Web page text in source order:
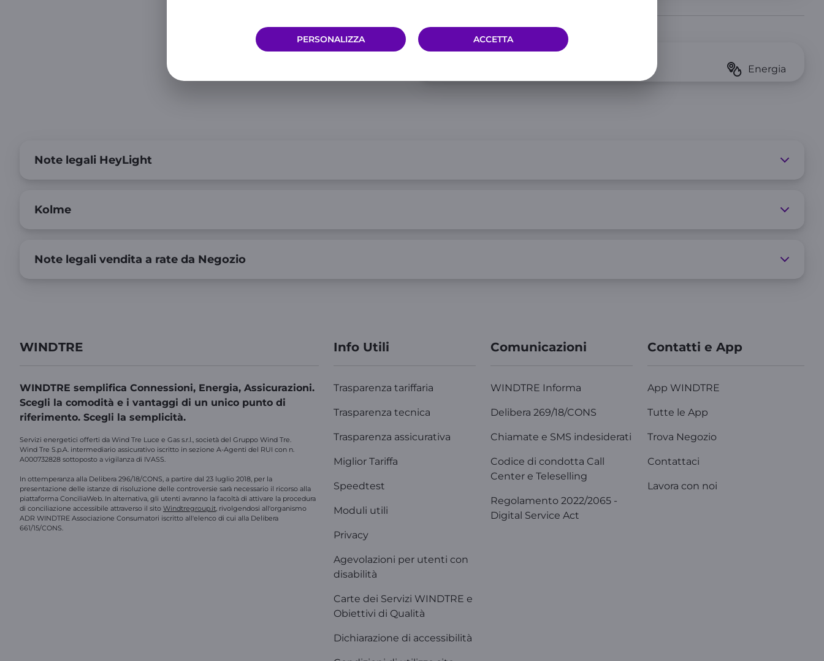
PERSONALIZZA ACCETTA
Note legali HeyLight
Kolme
Note legali vendita a rate da Negozio
WINDTRE
WINDTRE semplifica Connessioni, Energia, Assicurazioni.
Scegli la comodità e i vantaggi di un unico punto di
riferimento. Scegli la semplicità.
Servizi energetici offerti da Wind Tre Luce e Gas s.r.l., società del Gruppo Wind Tre.
Wind Tre S.p.A. intermediario assicurativo iscritto in sezione A-Agenti del RUI con n.
A000732828 sottoposto a vigilanza di IVASS.
In ottemperanza alla Delibera 296/18/CONS, a partire dal 23 luglio 2018, per la
presentazione delle istanze di risoluzione delle controversie sarà necessario il ricorso alla
piattaforma ConciliaWeb. In alternativa, gli utenti avranno la facoltà di attivare la procedura
di conciliazione accessibile attraverso il sito Windtregroup.it, rivolgendosi all'organismo
ADR WINDTRE Associazione Consumatori iscritto all'elenco di cui alla Delibera
661/15/CONS.
Info Utili
Trasparenza tariffaria
Trasparenza tecnica
Trasparenza assicurativa
Miglior Tariffa
Speedtest
Moduli utili
Privacy
Agevolazioni per utenti con
disabilità
Carte dei Servizi WINDTRE e
Obiettivi di Qualità
Dichiarazione di accessibilità
Comunicazioni
WINDTRE Informa
Delibera 269/18/CONS
Chiamate e SMS indesiderati
Codice di condotta Call
Center e Teleselling
Regolamento 2022/2065 -
Digital Service Act
Contatti e App
App WINDTRE
Tutte le App
Trova Negozio
Contattaci
Lavora con noi